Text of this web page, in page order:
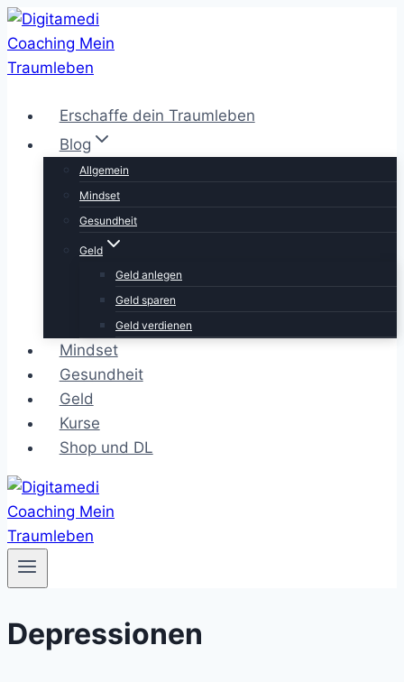
Zum
Inhalt
springen
Erschaffe dein Traumleben
Blog
Allgemein
Mindset
Gesundheit
Geld
Geld anlegen
Geld sparen
Geld verdienen
Mindset
Gesundheit
Geld
Kurse
Shop und DL
Depressionen